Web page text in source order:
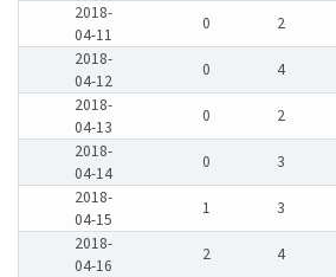
2018-
04-11
0 2
2018-
04-12
0 4
2018-
04-13
0 2
2018-
04-14
0 3
2018-
04-15
1 3
2018-
04-16
2 4